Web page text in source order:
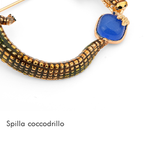
Spilla coccodrillo